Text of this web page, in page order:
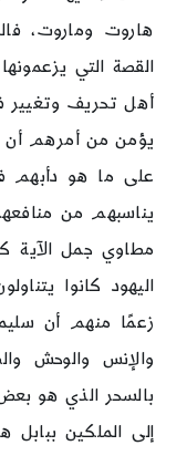
هاروت وماروت،
القصة التي
أهل تحريف وتغيير
يؤمن من أمرهم أن
على ما هو دأبهم
يناسبهم من
مطاوي جمل الآية
اليهود كانوا
زعمًا منهم أن
والإنس والوحش
بالسحر الذي هو
إلى الملكين ببابل